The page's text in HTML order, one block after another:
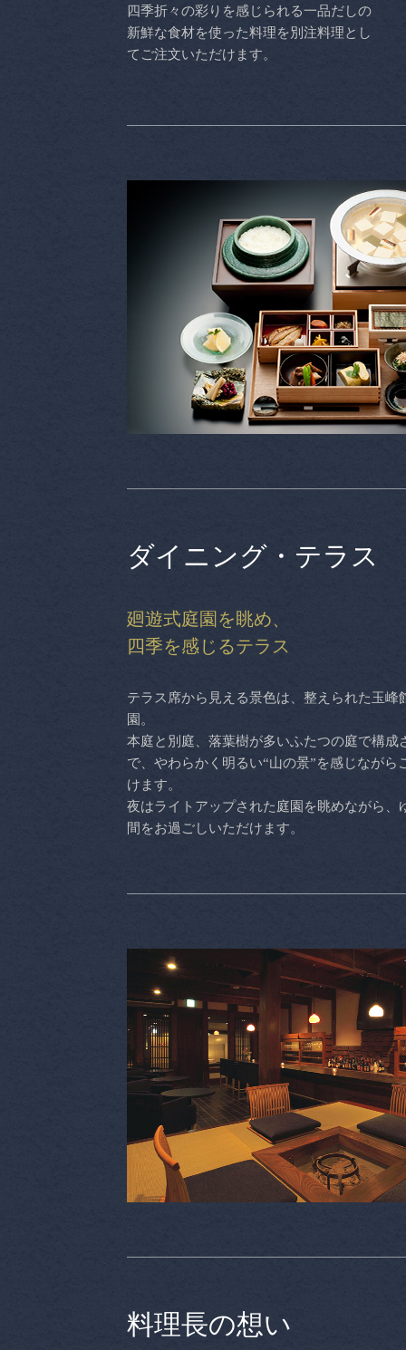
四季折々の彩りを感じられる一品だしの
新鮮な食材を使った料理を別注料理とし
てご注文いただけます。
ダイニング・テラス
廻遊式庭園を眺め、
四季を感じるテラス
テラス席から見える景色は、整えられた玉峰
園。
本庭と別庭、落葉樹が多いふたつの庭で構成
で、やわらかく明るい“山の景”を感じながら
けます。
夜はライトアップされた庭園を眺めながら、
間をお過ごしいただけます。
料理長の想い